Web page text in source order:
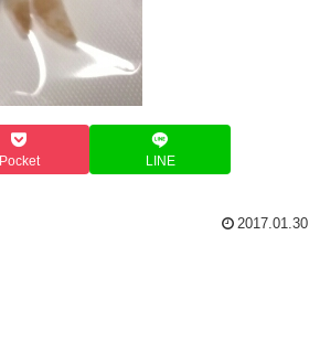
Pocket LINE
2017.01.30